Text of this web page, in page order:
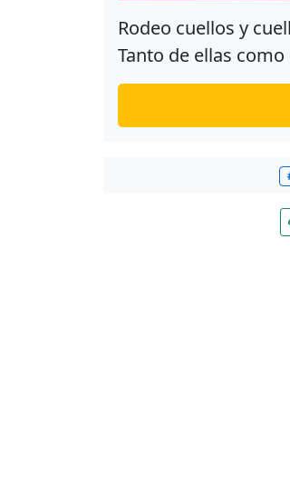
Rodeo cuellos y
Tanto de ellas como